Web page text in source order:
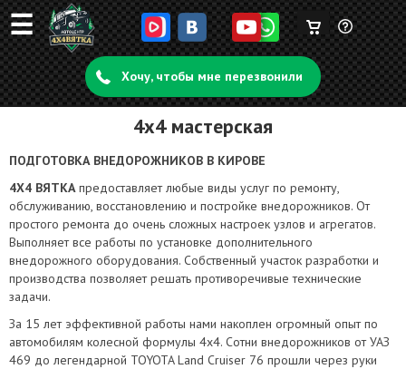
☰ Задать
вопрос
Корзина
пуста
Хочу, чтобы мне перезвонили
4x4 мастерская
ПОДГОТОВКА ВНЕДОРОЖНИКОВ В КИРОВЕ
4Х4 ВЯТКАпредоставляет любые виды услуг по ремонту,
обслуживанию, восстановлению и постройке внедорожников. От
простого ремонта до очень сложных настроек узлов и агрегатов.
Выполняет все работы по установке дополнительного
внедорожного оборудования. Собственный участок разработки и
производства позволяет решать противоречивые технические
задачи.
За 15 лет эффективной работы нами накоплен огромный опыт по
автомобилям колесной формулы 4х4. Сотни внедорожников от УАЗ
469 до легендарной TOYOTA Land Cruiser 76 прошли через руки